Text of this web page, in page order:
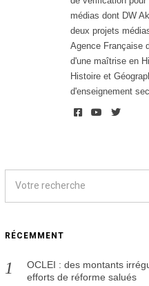
médias dont DW
deux projets
Agence Française
d'une maîtrise en
Histoire et
d'enseignement
RÉCEMMENT
OCLEI : des montants
efforts de réforme salués